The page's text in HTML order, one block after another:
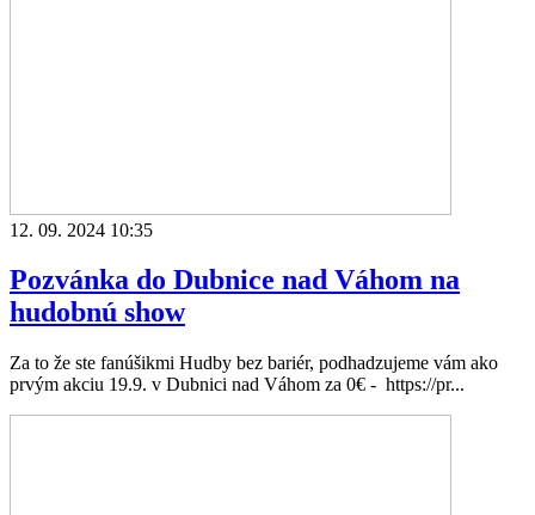
12. 09. 2024 10:35
Pozvánka do Dubnice nad Váhom na
hudobnú show
Za to že ste fanúšikmi Hudby bez bariér, podhadzujeme vám ako
prvým akciu 19.9. v Dubnici nad Váhom za 0€ - https://pr...